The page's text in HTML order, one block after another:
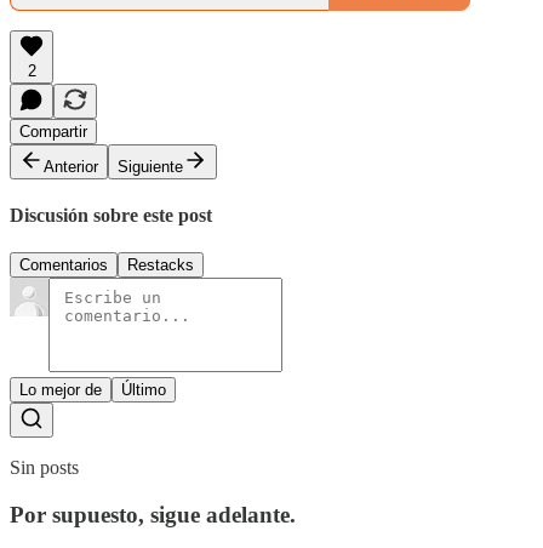
2
Compartir
Anterior
Siguiente
Discusión sobre este post
Comentarios Restacks
Lo mejor de Último
Sin posts
Por supuesto, sigue adelante.